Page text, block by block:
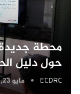
محطة جديدة
حول دليل
ECDRC مايو 23, 2024